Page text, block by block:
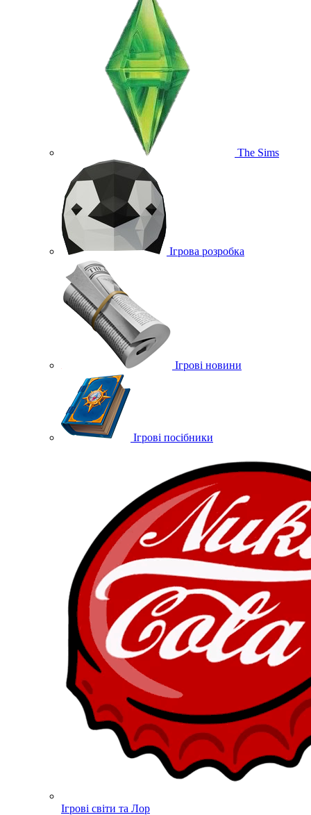
The Sims
Ігрова розробка
Ігрові новини
Ігрові посібники
Ігрові світи та Лор